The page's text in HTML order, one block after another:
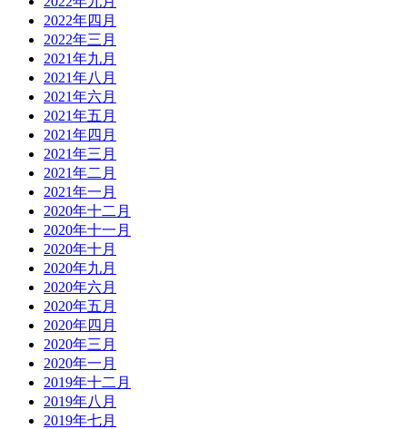
2022年四月
2022年三月
2021年九月
2021年八月
2021年六月
2021年五月
2021年四月
2021年三月
2021年二月
2021年一月
2020年十二月
2020年十一月
2020年十月
2020年九月
2020年六月
2020年五月
2020年四月
2020年三月
2020年一月
2019年十二月
2019年八月
2019年七月